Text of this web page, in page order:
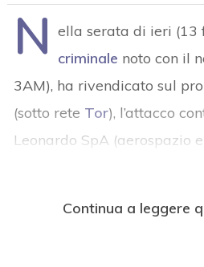
N ella serata di ieri (13
criminale noto con il
3AM), ha rivendicato sul
(sotto rete Tor), l’attacco
Leonardo SpA (aerospazio
Continua a leggere